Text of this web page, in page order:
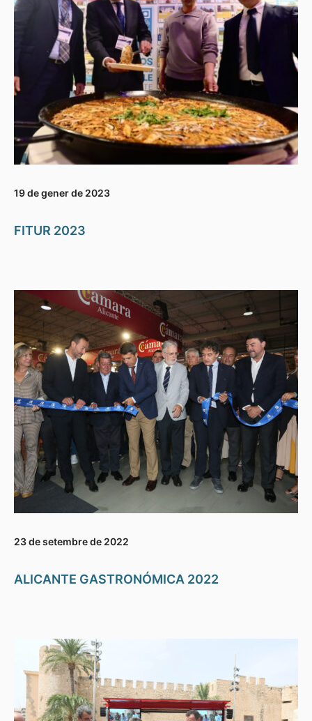
19 de gener de 2023
FITUR 2023
23 de setembre de 2022
ALICANTE GASTRONÓMICA 2022